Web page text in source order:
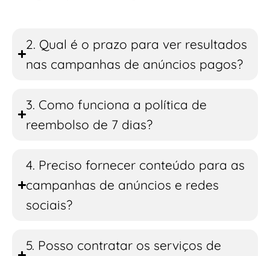
2. Qual é o prazo para ver resultados
nas campanhas de anúncios pagos?
3. Como funciona a política de
reembolso de 7 dias?
4. Preciso fornecer conteúdo para as
campanhas de anúncios e redes
sociais?
5. Posso contratar os serviços de